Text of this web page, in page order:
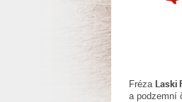
Fréza Laski
a podzemní